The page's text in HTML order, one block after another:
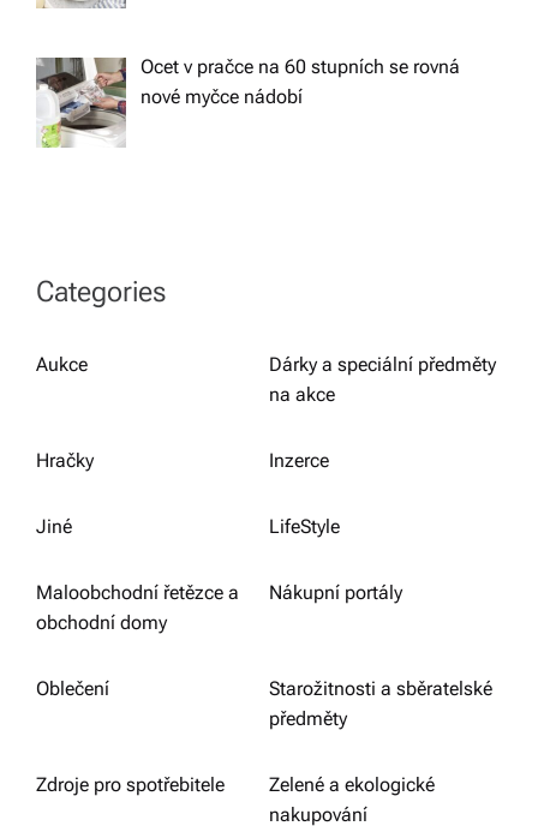
Ocet v pračce na 60 stupních se rovná
nové myčce nádobí
Categories
Aukce
Dárky a speciální předměty
na akce
Hračky Inzerce
Jiné LifeStyle
Maloobchodní řetězce a
obchodní domy
Nákupní portály
Oblečení
Starožitnosti a sběratelské
předměty
Zdroje pro spotřebitele
Zelené a ekologické
nakupování